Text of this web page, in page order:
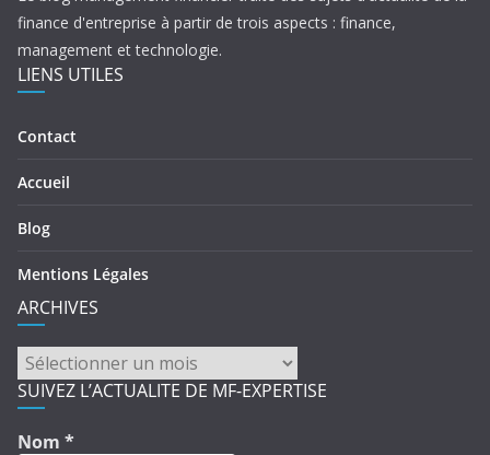
finance d'entreprise à partir de trois aspects : finance,
management et technologie.
LIENS UTILES
Contact
Accueil
Blog
Mentions Légales
ARCHIVES
ARCHIVES
SUIVEZ L’ACTUALITE DE MF-EXPERTISE
Nom *